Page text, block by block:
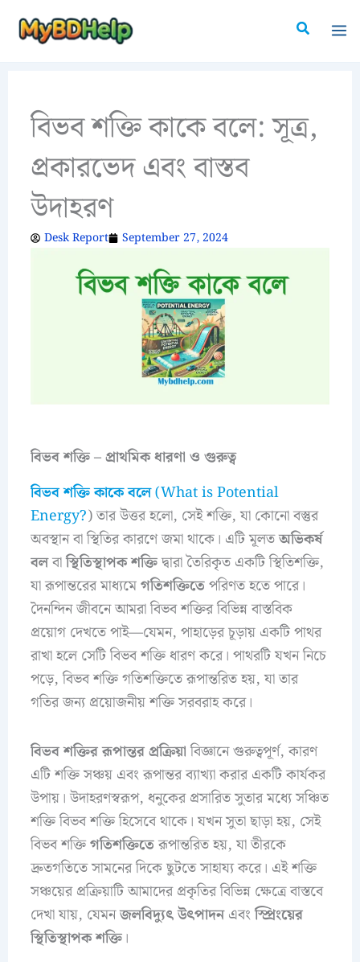
Search
বিভব শক্তি কাকে বলে: সূত্র,
প্রকারভেদ এবং বাস্তব
উদাহরণ
Desk Report September 27, 2024
বিভব শক্তি – প্রাথমিক ধারণা ও গুরুত্ব
বিভব শক্তিকাকে বলে(What is Potential
Energy?) তার উত্তর হলো, সেই শক্তি, যা কোনো বস্তুর
অবস্থান বা স্থিতির কারণে জমা থাকে। এটি মূলতঅভিকর্ষ
বলবাস্থিতিস্থাপক শক্তিদ্বারা তৈরিকৃত একটি স্থিতিশক্তি,
যা রূপান্তরের মাধ্যমেগতিশক্তিতেপরিণত হতে পারে।
দৈনন্দিন জীবনে আমরা বিভব শক্তির বিভিন্ন বাস্তবিক
প্রয়োগ দেখতে পাই—যেমন, পাহাড়ের চূড়ায় একটি পাথর
রাখা হলে সেটি বিভব শক্তি ধারণ করে। পাথরটি যখন নিচে
পড়ে, বিভব শক্তি গতিশক্তিতে রূপান্তরিত হয়, যা তার
গতির জন্য প্রয়োজনীয় শক্তি সরবরাহ করে।
বিভব শক্তির রূপান্তর প্রক্রিয়া বিজ্ঞানে গুরুত্বপূর্ণ, কারণ
এটি শক্তি সঞ্চয় এবং রূপান্তর ব্যাখ্যা করার একটি কার্যকর
উপায়। উদাহরণস্বরূপ, ধনুকের প্রসারিত সুতার মধ্যে সঞ্চিত
শক্তি বিভব শক্তি হিসেবে থাকে। যখন সুতা ছাড়া হয়, সেই
বিভব শক্তিগতিশক্তিতেরূপান্তরিত হয়, যা তীরকে
দ্রুতগতিতে সামনের দিকে ছুটতে সাহায্য করে। এই শক্তি
সঞ্চয়ের প্রক্রিয়াটি আমাদের প্রকৃতির বিভিন্ন ক্ষেত্রে বাস্তবে
দেখা যায়, যেমনজলবিদ্যুৎ উৎপাদনএবংস্প্রিংয়ের
স্থিতিস্থাপক শক্তি।